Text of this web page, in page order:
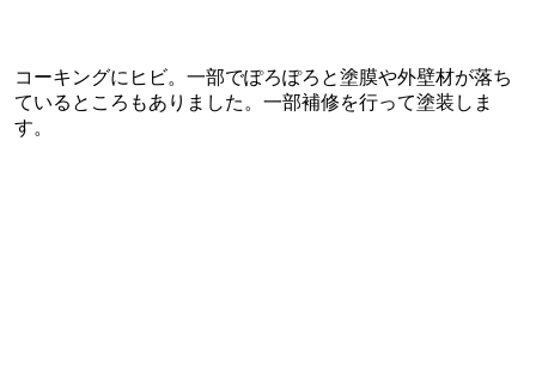
コーキングにヒビ。一部でぽろぽろと塗膜や外壁材が落ち
ているところもありました。一部補修を行って塗装しま
す。